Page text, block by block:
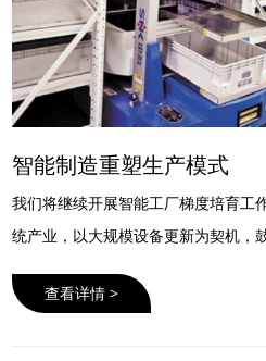
智能制造重塑生产模式
我们将继续开展智能工厂梯度培育工
统产业，以大规模设备更新为契机，
动化、数据采集、过程……
查看详情 >